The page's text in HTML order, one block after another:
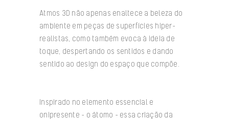
Atmos 3D não apenas enaltece a beleza do
ambiente em peças de superfícies hiper-
realistas, como também evoca à ideia de
toque, despertando os sentidos e dando
sentido ao design do espaço que compõe.
Inspirado no elemento essencial e
onipresente – o átomo – essa criação da